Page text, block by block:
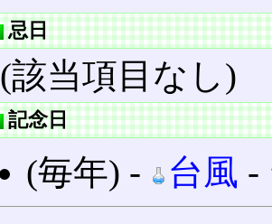
忌日
(該当項目なし)
記念日
(毎年) ‐ 台風